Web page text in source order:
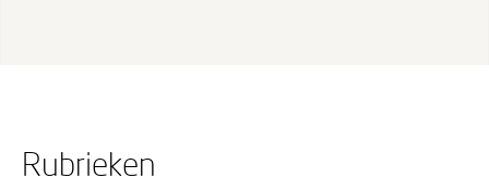
Rubrieken